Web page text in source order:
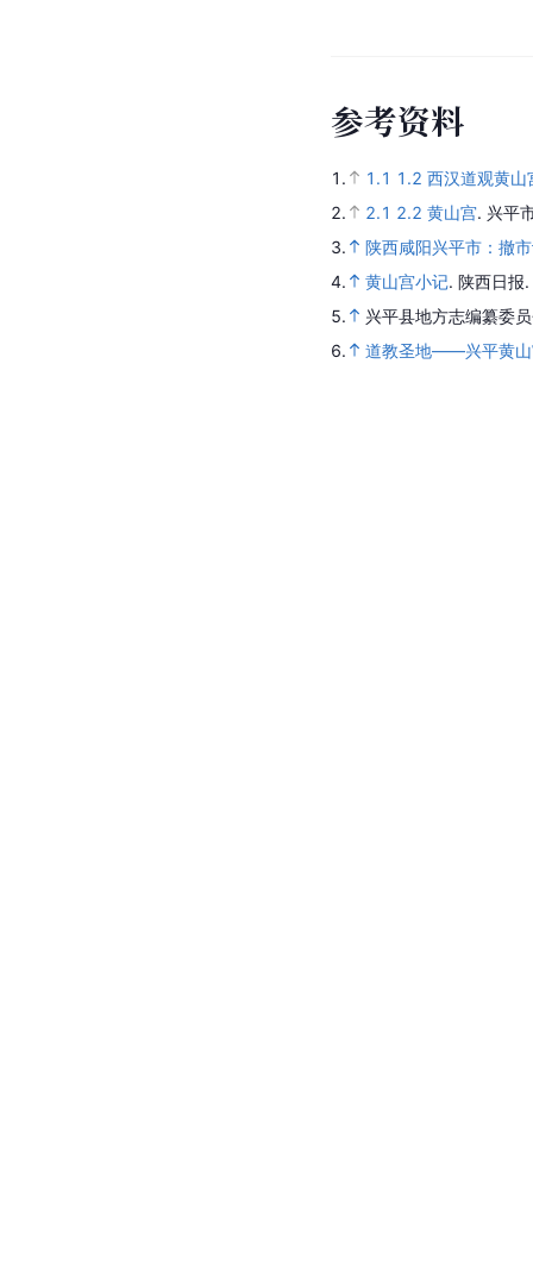
参考资料
1. 1.1 1.2 西汉道观黄山
2.
2.1 2.2 黄山宫. 兴平
3.
陕西咸阳兴平市：撤
4.
黄山宫小记. 陕西日报.
5.
兴平县地方志编纂委
6.
道教圣地——兴平黄